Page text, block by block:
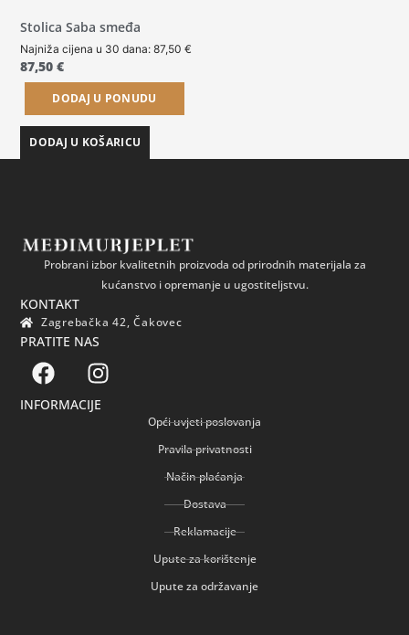
Stolica Saba smeđa
Najniža cijena u 30 dana:87,50€
87,50€
DODAJ U PONUDU
DODAJ U KOŠARICU
Probrani izbor kvalitetnih proizvoda od prirodnih materijala za
kućanstvo i opremanje u ugostiteljstvu.
KONTAKT
Zagrebačka 42, Čakovec
PRATITE NAS
INFORMACIJE
Opći uvjeti poslovanja
Pravila privatnosti
Način plaćanja
Dostava
Reklamacije
Upute za korištenje
Upute za održavanje